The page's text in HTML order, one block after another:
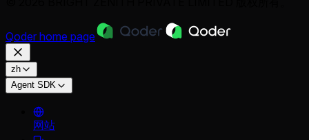
Qoder home page
zh
Agent SDK
网站